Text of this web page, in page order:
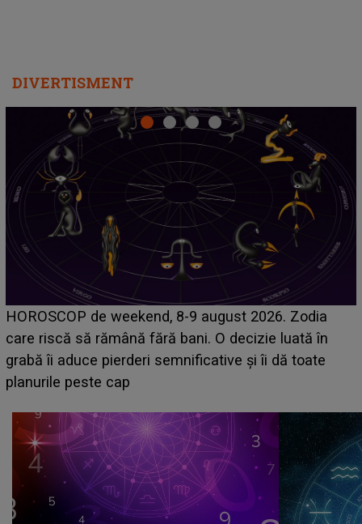
DIVERTISMENT
Emanuel a ținut ACEST DETALIU ASCUNS până
acum! În fața Alexandrei, concurentul din Casa Iubirii
face o MĂRTURISIRE NEAȘTEPTATĂ despre mama
sa: "I-am spus și ei în față, eu nu te iubesc pentru